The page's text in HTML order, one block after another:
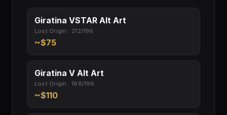
Giratina VSTAR Alt Art
Lost Origin · 212/196
~$75
Giratina V Alt Art
Lost Origin · 186/196
~$110